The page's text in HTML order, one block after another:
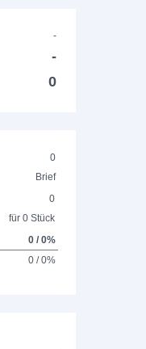
-
-
0
0
Brief
0
für 0 Stück
0 / 0%
0 / 0%